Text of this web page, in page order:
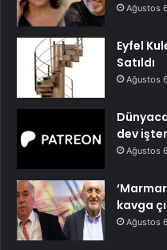
Ağustos
Eyfel
Satıldı
Ağustos
dev
Ağustos
kavga
Ağustos